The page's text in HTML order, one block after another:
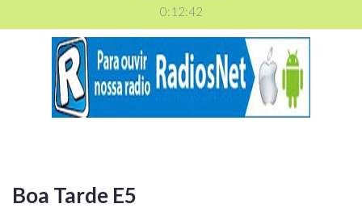
0:1 2:42
Boa Tarde E5